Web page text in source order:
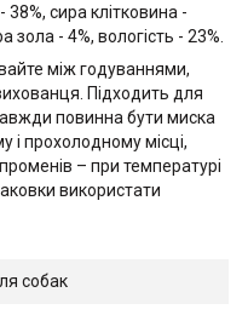
38%, сира клітковина -
- 4%, вологість - 23%.
між годуваннями,
Підходить для
повинна бути миска
і прохолодному місці,
– при температурі
використати
собак